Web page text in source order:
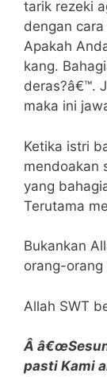
tarik rezeki
dengan
Apakah
kang.
deras?â€™.
maka ini
Ketika istri
mendoakan
yang
Terutama
Bukankan
orang-orang
Allah SWT
Â
pasti Kami